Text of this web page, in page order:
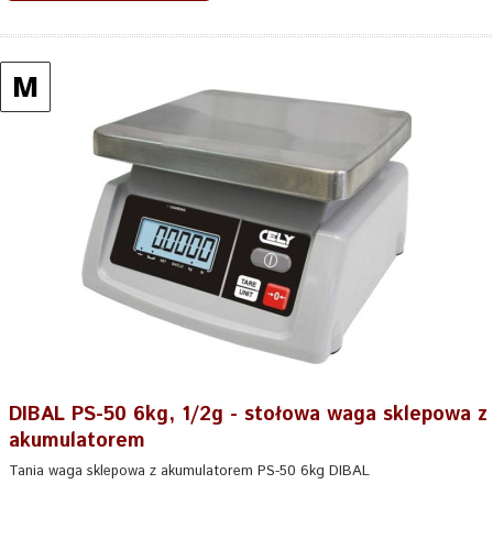
DIBAL PS-50 6kg, 1/2g - stołowa waga sklepowa z
akumulatorem
Tania waga sklepowa z akumulatorem PS-50 6kg DIBAL